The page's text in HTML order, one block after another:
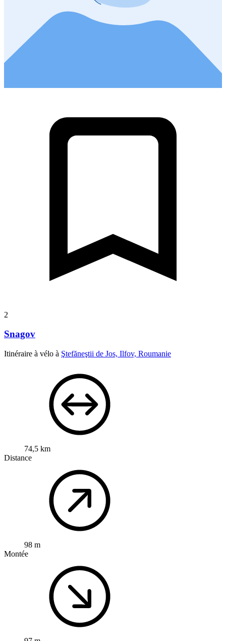
2
Snagov
Itinéraire à vélo à Ştefăneştii de Jos, Ilfov, Roumanie
74,5 km
Distance
98 m
Montée